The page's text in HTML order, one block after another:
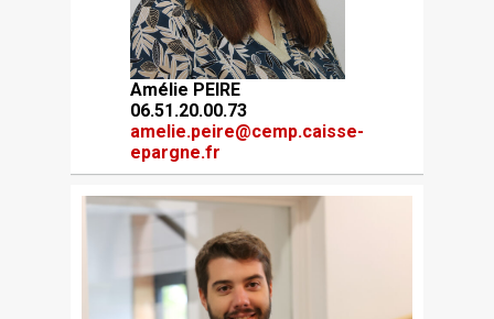
Amélie PEIRE
06.51.20.00.73
amelie.peire@cemp.caisse-
epargne.fr